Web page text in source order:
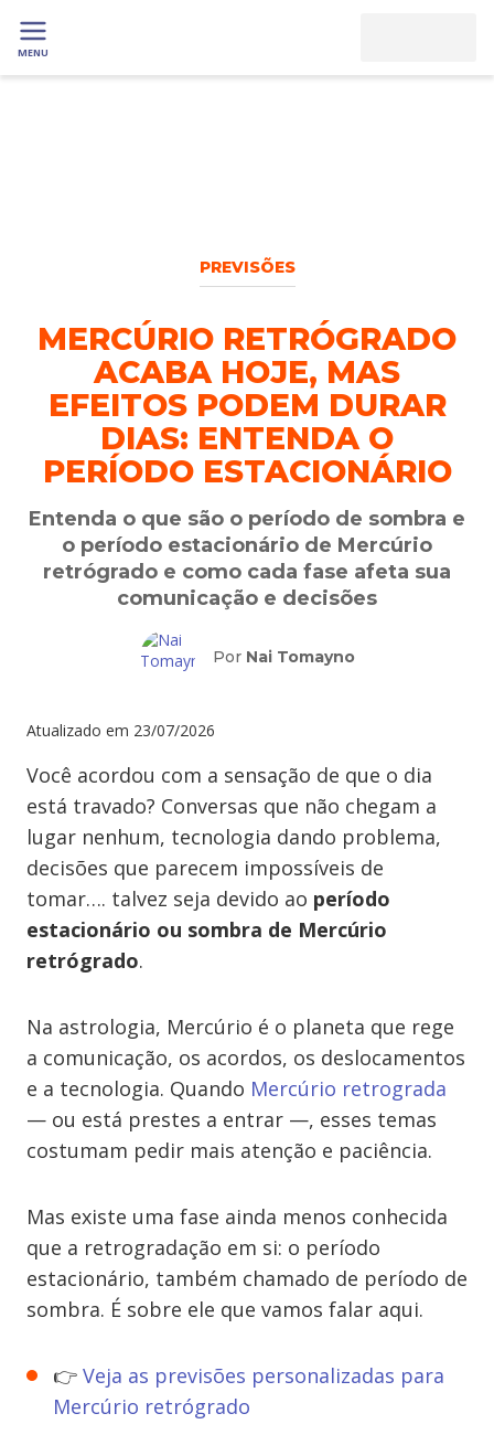
MENU
PREVISÕES
MERCÚRIO RETRÓGRADO
ACABA HOJE, MAS
EFEITOS PODEM DURAR
DIAS: ENTENDA O
PERÍODO ESTACIONÁRIO
Entenda o que são o período de sombra e
o período estacionário de Mercúrio
retrógrado e como cada fase afeta sua
comunicação e decisões
Por Nai Tomayno
Atualizado em 23/07/2026
Você acordou com a sensação de que o dia
está travado? Conversas que não chegam a
lugar nenhum, tecnologia dando problema,
decisões que parecem impossíveis de
tomar…. talvez seja devido ao período
estacionário ou sombra de Mercúrio
retrógrado.
Na astrologia, Mercúrio é o planeta que rege
a comunicação, os acordos, os deslocamentos
e a tecnologia. Quando Mercúrio retrograda
— ou está prestes a entrar —, esses temas
costumam pedir mais atenção e paciência.
Mas existe uma fase ainda menos conhecida
que a retrogradação em si: o período
estacionário, também chamado de período de
sombra. É sobre ele que vamos falar aqui.
👉 Veja as previsões personalizadas para
Mercúrio retrógrado